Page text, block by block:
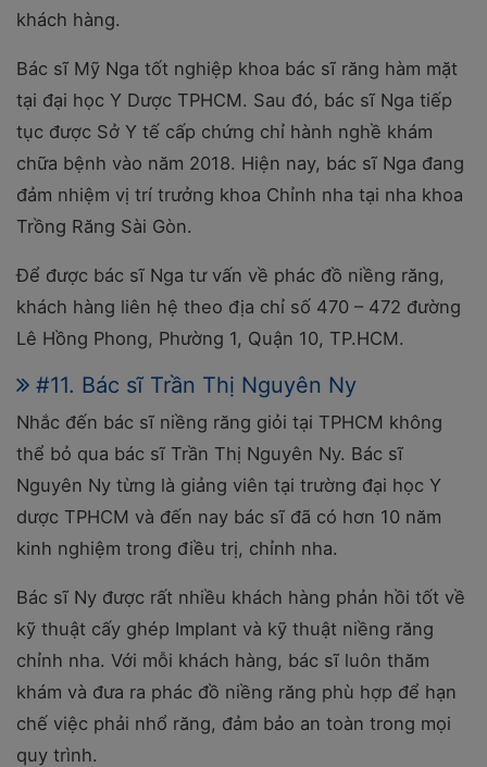
khách hàng.
Bác sĩ Mỹ Nga tốt nghiệp khoa bác sĩ răng hàm mặt
tại đại học Y Dược TPHCM. Sau đó, bác sĩ Nga tiếp
tục được Sở Y tế cấp chứng chỉ hành nghề khám
chữa bệnh vào năm 2018. Hiện nay, bác sĩ Nga đang
đảm nhiệm vị trí trưởng khoa Chỉnh nha tại nha khoa
Trồng Răng Sài Gòn.
Để được bác sĩ Nga tư vấn về phác đồ niềng răng,
khách hàng liên hệ theo địa chỉ số 470 – 472 đường
Lê Hồng Phong, Phường 1, Quận 10, TP.HCM.
#11. Bác sĩ Trần Thị Nguyên Ny
Nhắc đến bác sĩ niềng răng giỏi tại TPHCM không
thể bỏ qua bác sĩ Trần Thị Nguyên Ny. Bác sĩ
Nguyên Ny từng là giảng viên tại trường đại học Y
dược TPHCM và đến nay bác sĩ đã có hơn 10 năm
kinh nghiệm trong điều trị, chỉnh nha.
Bác sĩ Ny được rất nhiều khách hàng phản hồi tốt về
kỹ thuật cấy ghép Implant và kỹ thuật niềng răng
chỉnh nha. Với mỗi khách hàng, bác sĩ luôn thăm
khám và đưa ra phác đồ niềng răng phù hợp để hạn
chế việc phải nhổ răng, đảm bảo an toàn trong mọi
quy trình.